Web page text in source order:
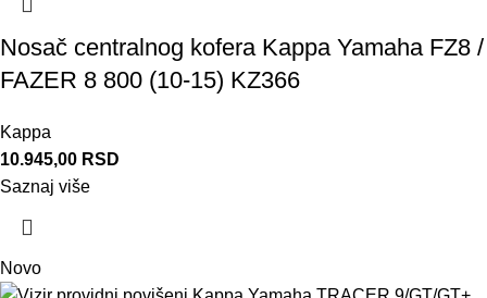
Nosač centralnog kofera Kappa Yamaha FZ8 /
FAZER 8 800 (10-15) KZ366
Kappa
10.945,00 RSD
Saznaj više
Novo